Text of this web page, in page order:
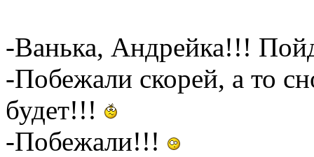
-Ванька, Андрейка!!!
-Побежали скорей, а то
будет!!!
-Побежали!!!